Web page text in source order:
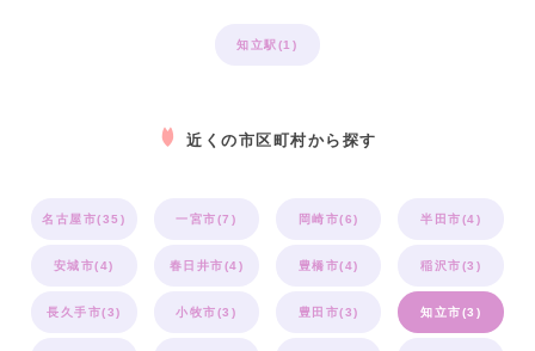
知立駅(1)
近くの市区町村から探す
名古屋市(35) 一宮市(7) 岡崎市(6) 半田市(4)
安城市(4) 春日井市(4) 豊橋市(4) 稲沢市(3)
長久手市(3) 小牧市(3) 豊田市(3) 知立市(3)